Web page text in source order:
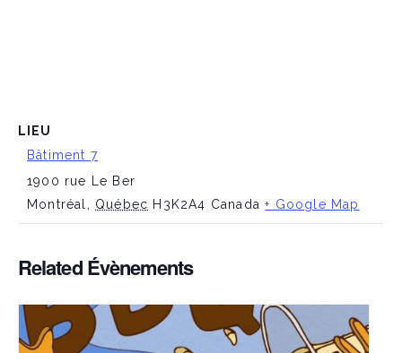
LIEU
Bâtiment 7
1900 rue Le Ber
Montréal, Québec H3K2A4 Canada + Google Map
Related Évènements